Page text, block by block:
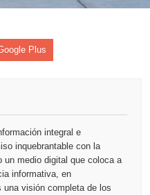
Plus
integral e
inquebrantable con la
medio digital que coloca a
informativa, en
una visión completa de los